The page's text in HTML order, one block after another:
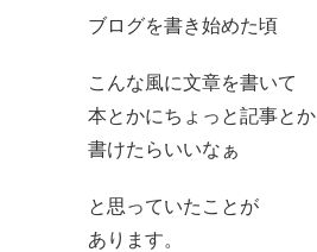
ブログを書き始めた頃
こんな風に文章を書いて
本とかにちょっと記事とか
書けたらいいなぁ
と思っていたことが
あります。